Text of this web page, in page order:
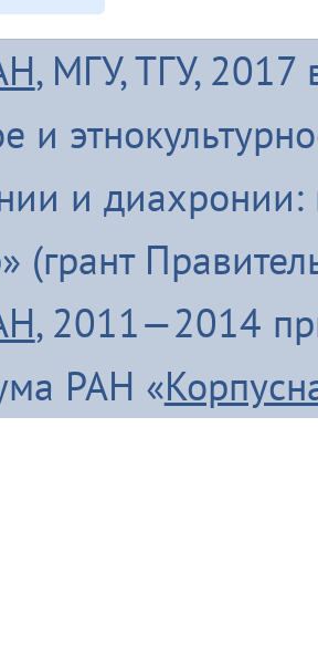
, МГУ, ТГУ, 2017
и
и диахронии:
(грант
, 2011—2014
РАН «